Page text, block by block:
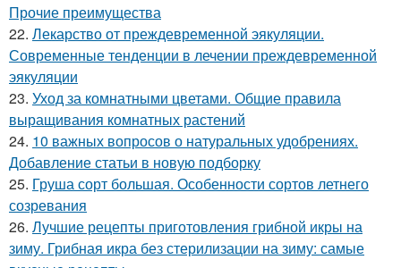
Прочие преимущества
22. Лекарство от преждевременной эякуляции.
Современные тенденции в лечении преждевременной
эякуляции
23. Уход за комнатными цветами. Общие правила
выращивания комнатных растений
24. 10 важных вопросов о натуральных удобрениях.
Добавление статьи в новую подборку
25. Груша сорт большая. Особенности сортов летнего
созревания
26. Лучшие рецепты приготовления грибной икры на
зиму. Грибная икра без стерилизации на зиму: самые